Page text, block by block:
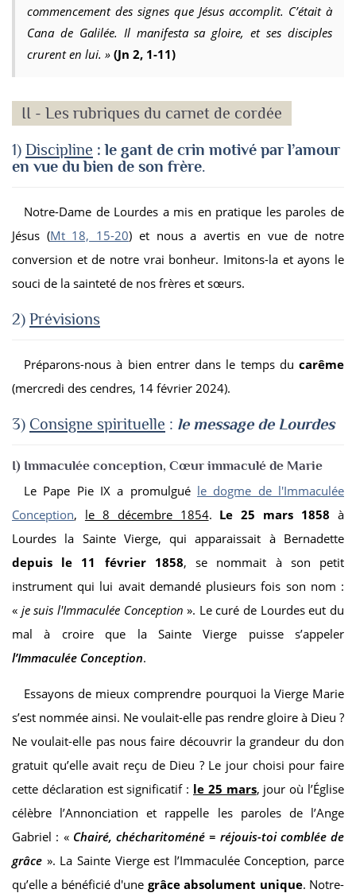
commencement des signes que Jésus accomplit. C’était à
Cana de Galilée. Il manifesta sa gloire, et ses disciples
crurent en lui. » (Jn 2, 1-11)
II - Les rubriques du carnet de cordée
1) Discipline : le gant de crin motivé par l’amour
en vue du bien de son frère.
Notre-Dame de Lourdes a mis en pratique les paroles de
Jésus (Mt 18, 15-20) et nous a avertis en vue de notre
conversion et de notre vrai bonheur. Imitons-la et ayons le
souci de la sainteté de nos frères et sœurs.
2) Prévisions
Préparons-nous à bien entrer dans le temps du carême
(mercredi des cendres, 14 février 2024).
3) Consigne spirituelle : le message de Lourdes
I) Immaculée conception, Cœur immaculé de Marie
Le Pape Pie IX a promulgué le dogme de l'Immaculée
Conception, le 8 décembre 1854. Le 25 mars 1858à
Lourdes la Sainte Vierge, qui apparaissait à Bernadette
depuis le 11 février 1858, se nommait à son petit
instrument qui lui avait demandé plusieurs fois son nom :
« je suis l'Immaculée Conception». Le curé de Lourdes eut du
mal à croire que la Sainte Vierge puisse s’appeler
l’Immaculée Conception.
Essayons de mieux comprendre pourquoi la Vierge Marie
s’est nommée ainsi. Ne voulait-elle pas rendre gloire à Dieu ?
Ne voulait-elle pas nous faire découvrir la grandeur du don
gratuit qu’elle avait reçu de Dieu ? Le jour choisi pour faire
cette déclaration est significatif : le 25 mars, jour où l’Église
célèbre l’Annonciation et rappelle les paroles de l’Ange
Gabriel : « Chairé, chécharitoméné = réjouis-toi comblée de
grâce ». La Sainte Vierge est l’Immaculée Conception, parce
qu’elle a bénéficié d'une grâce absolument unique. Notre-